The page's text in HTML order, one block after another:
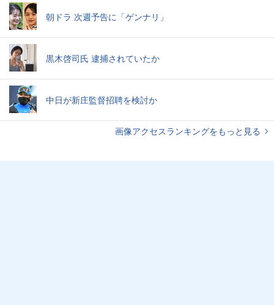
朝ドラ 次週予告に「ゲンナリ」
黒木啓司氏 逮捕されていたか
中日が新庄監督招聘を検討か
画像アクセスランキングをもっと見る